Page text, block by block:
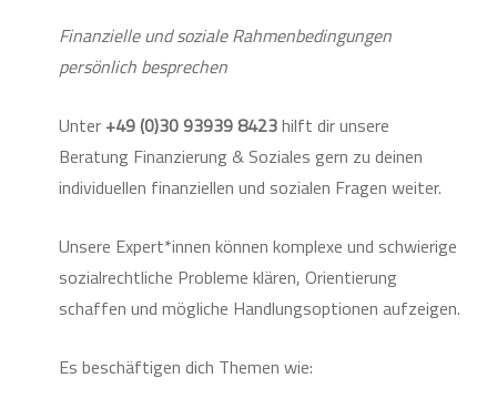
Finanzielle und soziale Rahmenbedingungen
persönlich besprechen
Unter +49 (0)30 93939 8423hilft dir unsere
Beratung Finanzierung & Soziales gern zu deinen
individuellen finanziellen und sozialen Fragen weiter.
Unsere Expert*innen können komplexe und schwierige
sozialrechtliche Probleme klären, Orientierung
schaffen und mögliche Handlungsoptionen aufzeigen.
Es beschäftigen dich Themen wie: